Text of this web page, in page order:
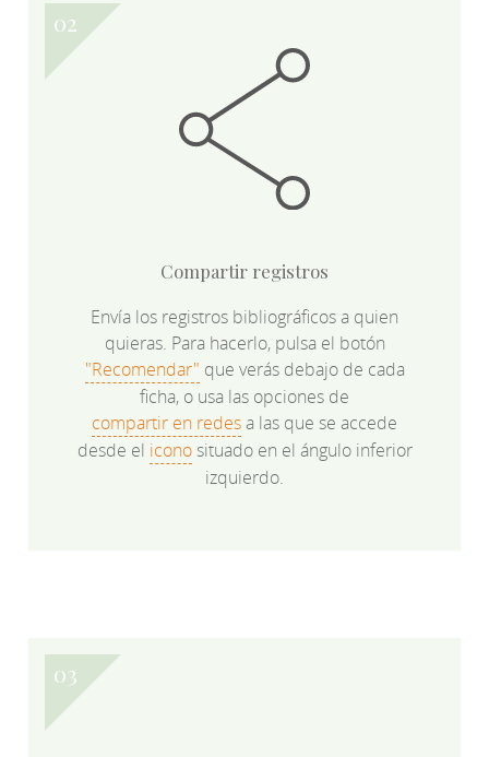
Compartir registros
Envía los registros bibliográficos a quien
quieras. Para hacerlo, pulsa el botón
"Recomendar" que verás debajo de cada
ficha, o usa las opciones de
compartir en redesa las que se accede
desde el iconosituado en el ángulo inferior
izquierdo.